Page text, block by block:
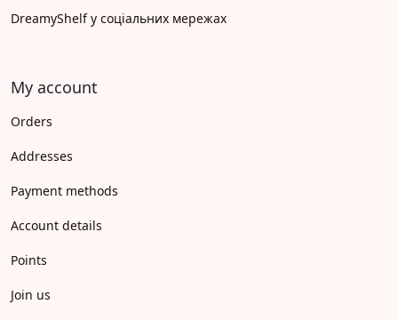
DreamyShelf у соціальних мережах
My account
Orders
Addresses
Payment methods
Account details
Points
Join us